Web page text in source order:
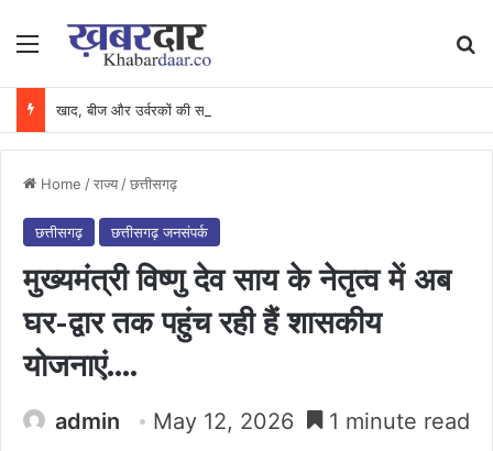
Menu
Home /राज्य /छत्तीसगढ़
छत्तीसगढ़ छत्तीसगढ़ जनसंपर्क
मुख्यमंत्री विष्णु देव साय के नेतृत्व में अब
घर-द्वार तक पहुंच रही हैं शासकीय
योजनाएं….
admin May 12, 2026 1 minute read